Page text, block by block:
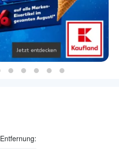
Entfernung: